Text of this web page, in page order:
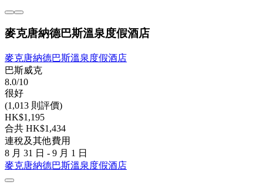
麥克唐納德巴斯溫泉度假酒店
麥克唐納德巴斯溫泉度假酒店
巴斯威克
8.0/10
很好
(1,013 則評價)
HK$1,195
合共 HK$1,434
連稅及其他費用
8 月 31 日 - 9 月 1 日
麥克唐納德巴斯溫泉度假酒店